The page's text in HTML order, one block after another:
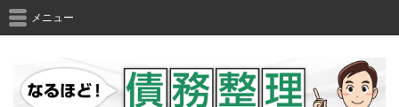
メニュー